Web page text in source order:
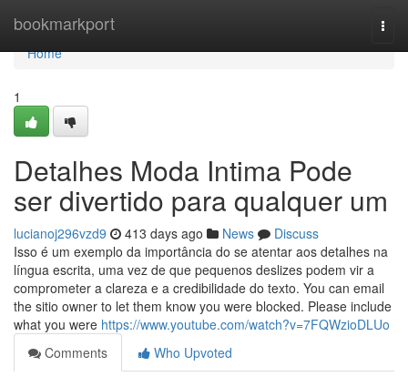
bookmarkport
Home
Home
1
Detalhes Moda Intima Pode
ser divertido para qualquer um
lucianoj296vzd9 413 days ago News
Discuss
Isso é um exemplo da importância do se atentar aos detalhes na
língua escrita, uma vez de que pequenos deslizes podem vir a
comprometer a clareza e a credibilidade do texto. You can email
the sitio owner to let them know you were blocked. Please include
what you were https://www.youtube.com/watch?v=7FQWzioDLUo
Comments
Who Upvoted